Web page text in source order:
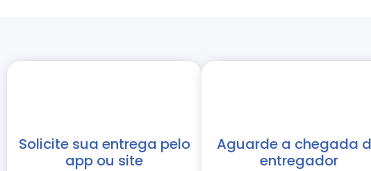
Solicite sua entrega pelo
app ou site
Aguarde a chegada
entregador